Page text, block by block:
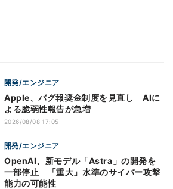
開発/エンジニア
Apple、バグ報奨金制度を見直し AIに
よる脆弱性報告が急増
2026/08/08 17:05
開発/エンジニア
OpenAI、新モデル「Astra」の開発を
一部停止 「重大」水準のサイバー攻撃
能力の可能性